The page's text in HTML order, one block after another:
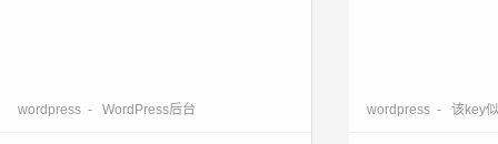
wordpress - WordPress后台 wordpress - 该key